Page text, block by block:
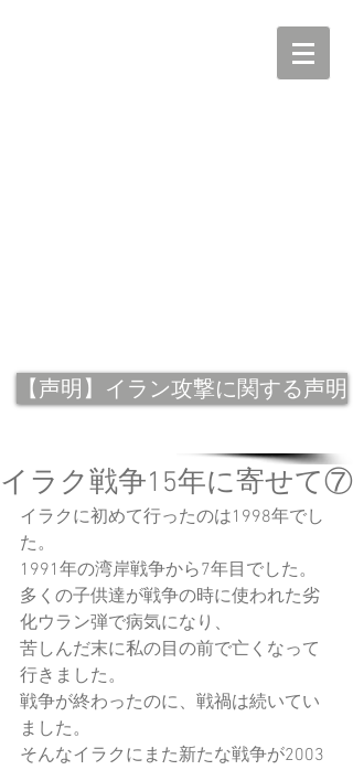
【声明】イラン攻撃に関する声明
イラク戦争15年に寄せて⑦
イラクに初めて行ったのは1998年でし
た。
1991年の湾岸戦争から7年目でした。
多くの子供達が戦争の時に使われた劣
化ウラン弾で病気になり、
苦しんだ末に私の目の前で亡くなって
行きました。
戦争が終わったのに、戦禍は続いてい
ました。
そんなイラクにまた新たな戦争が2003